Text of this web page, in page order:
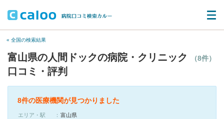
« 全国の検索結果
富山県の人間ドックの病院・クリニック （8件）
口コミ・評判
8件の医療機関が見つかりました
エリア・駅
富山県